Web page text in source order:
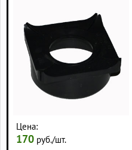
Цена:
170 руб./шт.